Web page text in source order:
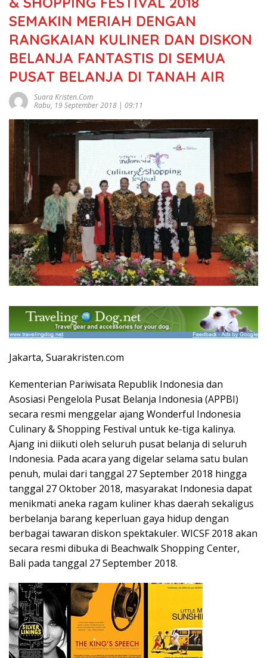
SEMAKIN MERIAH DENGAN
RANGKAIAN KULINER DAN DISKON
BELANJA FANTASTIS DI SEMUA
PUSAT BELANJA DI TANAH AIR
Suara Kristen.com
Rabu, 19 September 2018 | 09:11
Jakarta, Suarakristen.com
Kementerian Pariwisata Republik Indonesia dan
Asosiasi Pengelola Pusat Belanja Indonesia (APPBI)
secara resmi menggelar ajang Wonderful Indonesia
Culinary & Shopping Festival untuk ke-tiga kalinya.
Ajang ini diikuti oleh seluruh pusat belanja di seluruh
Indonesia. Pada acara yang digelar selama satu bulan
penuh, mulai dari tanggal 27 September 2018 hingga
tanggal 27 Oktober 2018, masyarakat Indonesia dapat
menikmati aneka ragam kuliner khas daerah sekaligus
berbelanja barang keperluan gaya hidup dengan
berbagai tawaran diskon spektakuler. WICSF 2018 akan
secara resmi dibuka di Beachwalk Shopping Center,
Bali pada tanggal 27 September 2018.